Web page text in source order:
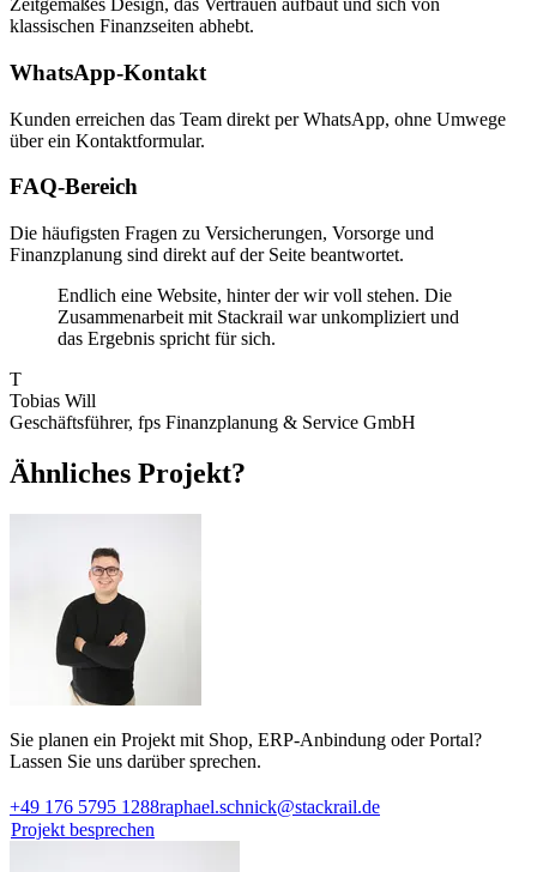
Zeitgemäßes Design, das Vertrauen aufbaut und sich von
klassischen Finanzseiten abhebt.
WhatsApp-Kontakt
Kunden erreichen das Team direkt per WhatsApp, ohne Umwege
über ein Kontaktformular.
FAQ-Bereich
Die häufigsten Fragen zu Versicherungen, Vorsorge und
Finanzplanung sind direkt auf der Seite beantwortet.
Endlich eine Website, hinter der wir voll stehen. Die
Zusammenarbeit mit Stackrail war unkompliziert und
das Ergebnis spricht für sich.
T
Tobias Will
Geschäftsführer, fps Finanzplanung & Service GmbH
Ähnliches Projekt?
Sie planen ein Projekt mit Shop, ERP-Anbindung oder Portal?
Lassen Sie uns darüber sprechen.
+49 176 5795 1288raphael.schnick@stackrail.de
Projekt besprechen